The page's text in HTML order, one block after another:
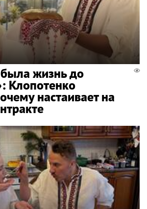
жизнь до
Клопотенко
настаивает на